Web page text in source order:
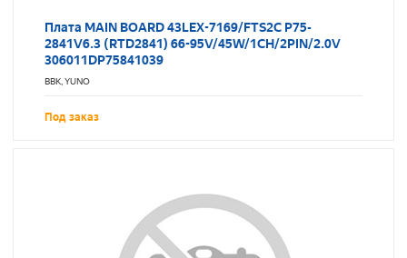
Плата MAIN BOARD 43LEX-7169/FTS2C P75-
2841V6.3 (RTD2841) 66-95V/45W/1CH/2PIN/2.0V
306011DP75841039
BBK, YUNO
Под заказ